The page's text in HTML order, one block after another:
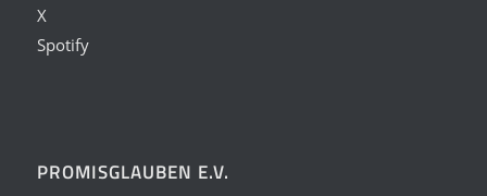
X
Spotify
PROMISGLAUBEN E.V.